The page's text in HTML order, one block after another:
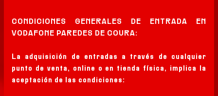
EDICIONES
ANTERIORES
INFO ÚTIL
CONDICIONES GENERALES DE ENTRADA EN
VODAFONE PAREDES DE COURA:
La adquisición de entradas a través de cualquier
punto de venta, online o en tienda física, implica la
aceptación de las condiciones: